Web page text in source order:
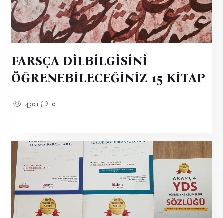
FARSÇA DİLBİLGİSİNİ
ÖĞRENEBİLECEĞİNİZ 15 KİTAP
4301 0